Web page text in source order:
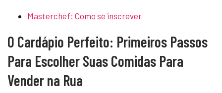
Masterchef: Como se inscrever
O Cardápio Perfeito: Primeiros Passos
Para Escolher Suas Comidas Para
Vender na Rua